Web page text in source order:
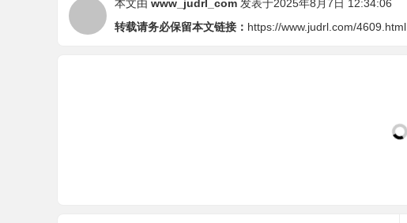
本文由 www_judrl_com 发表于2025年8月7日 12:34:06
转载请务必保留本文链接： https://www.judrl.com/4609.html